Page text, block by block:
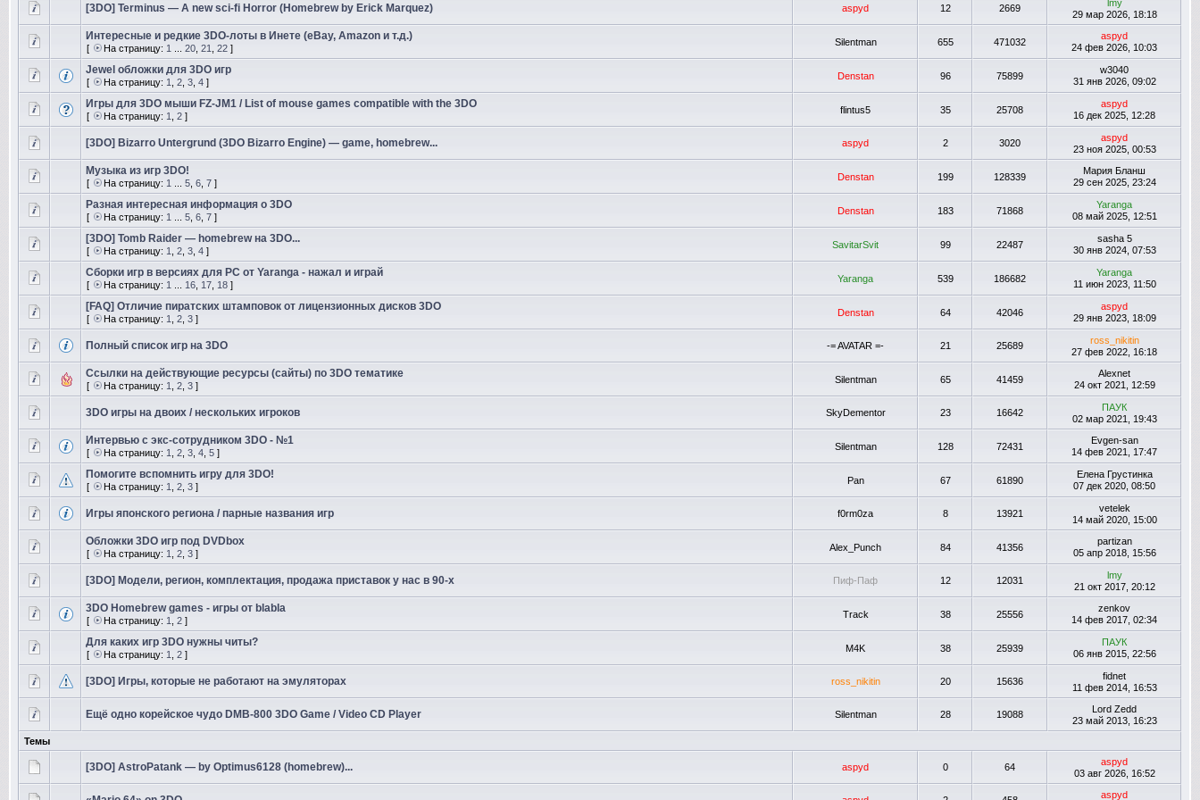
[3DO] Terminus — A new sci-fi Horror (Homebrew by Erick Marquez) aspyd 12 2669
lmy
29 мар 2026, 18:18
Интересные и редкие 3DO-лоты в Инете (eBay, Amazon и т.д.)
[ На страницу: 1 20 21 22 ]
Silentman 655 471032
aspyd
24 фев 2026, 10:03
Jewel обложки для 3DO игр
[ На страницу: 1 2 3 4 ]
Denstan 96 75899
w3040
31 янв 2026, 09:02
Игры для 3DO мыши FZ-JM1 / List of mouse games compatible with the 3DO
[ На страницу: 1 2 ]
flintus5 35 25708
aspyd
16 дек 2025, 12:28
[3DO] Bizarro Untergrund (3DO Bizarro Engine) — game, homebrew... aspyd 2 3020
aspyd
23 ноя 2025, 00:53
Музыка из игр 3DO!
[ На страницу: 1 5 6 7 ]
Denstan 199 128339
Мария Бланш
29 сен 2025, 23:24
Разная интересная информация о 3DO
[ На страницу: 1 5 6 7 ]
Denstan 183 71868
Yaranga
08 май 2025, 12:51
[3DO] Tomb Raider — homebrew на 3DO...
[ На страницу: 1 2 3 4 ]
SavitarSvit 99 22487
sasha 5
30 янв 2024, 07:53
Сборки игр в версиях для PC от Yaranga - нажал и играй
[ На страницу: 1 16 17 18 ]
Yaranga 539 186682
Yaranga
11 июн 2023, 11:50
[FAQ] Отличие пиратских штамповок от лицензионных дисков 3DO
[ На страницу: 1 2 3 ]
Denstan 64 42046
aspyd
29 янв 2023, 18:09
Полный список игр на 3DO -= AVATAR =- 21 25689
ross_nikitin
27 фев 2022, 16:18
Ссылки на действующие ресурсы (сайты) по 3DO тематике
[ На страницу: 1 2 3 ]
Silentman 65 41459
Alexnet
24 окт 2021, 12:59
3DO игры на двоих / нескольких игроков SkyDementor 23 16642
ПАУК
02 мар 2021, 19:43
Интервью с экс-сотрудником 3DO - №1
[ На страницу: 1 2 3 4 5 ]
Silentman 128 72431
Evgen-san
14 фев 2021, 17:47
Помогите вспомнить игру для 3DO!
[ На страницу: 1 2 3 ]
Pan 67 61890
Елена Грустинка
07 дек 2020, 08:50
Игры японского региона / парные названия игр f0rm0za 8 13921
vetelek
14 май 2020, 15:00
Обложки 3DO игр под DVDbox
[ На страницу: 1 2 3 ]
Alex_Punch 84 41356
partizan
05 апр 2018, 15:56
[3DO] Модели, регион, комплектация, продажа приставок у нас в 90-х Пиф-Паф 12 12031
lmy
21 окт 2017, 20:12
3DO Homebrew games - игры от blabla
[ На страницу: 1 2 ]
Track 38 25556
zenkov
14 фев 2017, 02:34
Для каких игр 3DO нужны читы?
[ На страницу: 1 2 ]
M4K 38 25939
ПАУК
06 янв 2015, 22:56
[3DO] Игры, которые не работают на эмуляторах ross_nikitin 20 15636
fidnet
11 фев 2014, 16:53
Ещё одно корейское чудо DMB-800 3DO Game / Video CD Player Silentman 28 19088
Lord Zedd
23 май 2013, 16:23
Темы
[3DO] AstroPatank — by Optimus6128 (homebrew)... aspyd 0 64
aspyd
03 авг 2026, 16:52
aspyd